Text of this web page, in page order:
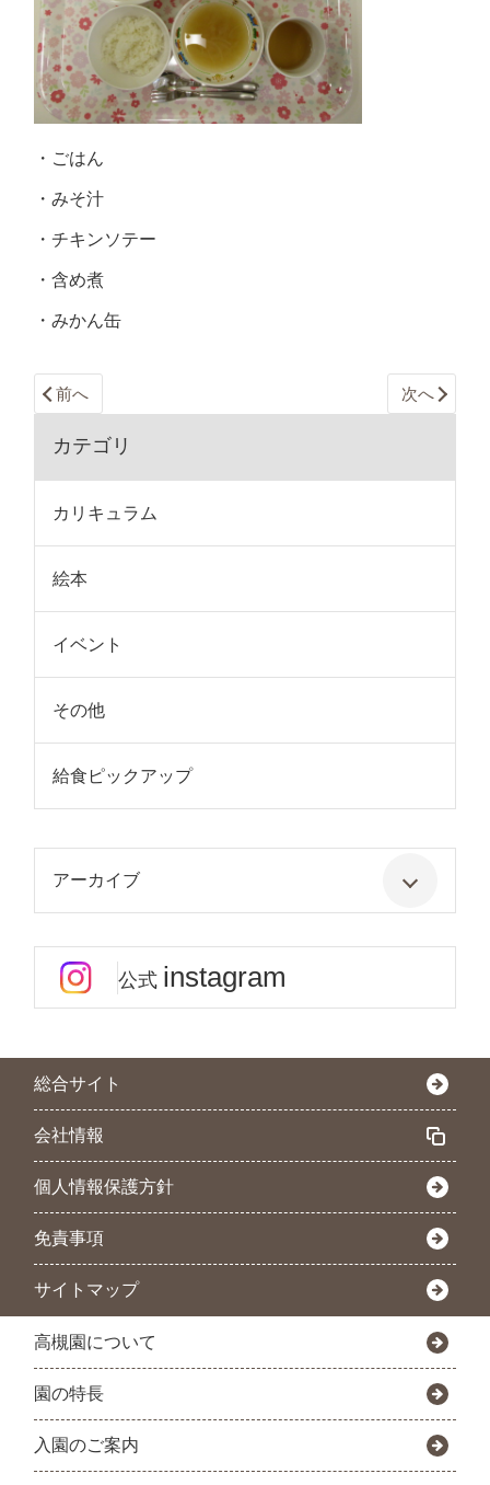
・ごはん
・みそ汁
・チキンソテー
・含め煮
・みかん缶
前へ 次へ
カテゴリ
カリキュラム
絵本
イベント
その他
給食ピックアップ
アーカイブ
公式 instagram
総合サイト
会社情報
個人情報保護方針
免責事項
サイトマップ
高槻園について
園の特長
入園のご案内